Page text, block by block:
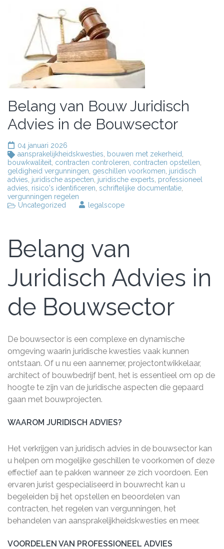
Belang van Bouw Juridisch
Advies in de Bouwsector
04 januari 2026
aansprakelijkheidskwesties
bouwen met zekerheid
bouwkwaliteit contracten controleren contracten opstellen
geldigheid vergunningen geschillen voorkomen juridisch
advies juridische aspecten juridische experts professioneel
advies risico's identificeren schriftelijke documentatie
vergunningen regelen
Uncategorized
legalscope
Belang van
Juridisch Advies in
de Bouwsector
De bouwsector is een complexe en dynamische
omgeving waarin juridische kwesties vaak kunnen
ontstaan. Of u nu een aannemer, projectontwikkelaar,
architect of bouwbedrijf bent, het is essentieel om op de
hoogte te zijn van de juridische aspecten die gepaard
gaan met bouwprojecten.
WAAROM JURIDISCH ADVIES?
Het verkrijgen van juridisch advies in de bouwsector kan
u helpen om mogelijke geschillen te voorkomen of deze
effectief aan te pakken wanneer ze zich voordoen. Een
ervaren jurist gespecialiseerd in bouwrecht kan u
begeleiden bij het opstellen en beoordelen van
contracten, het regelen van vergunningen, het
behandelen van aansprakelijkheidskwesties en meer.
VOORDELEN VAN PROFESSIONEEL ADVIES